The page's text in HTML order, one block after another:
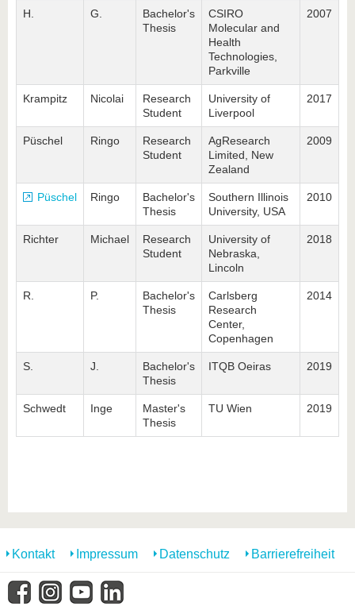
H. G.
Bachelor's
Thesis
CSIRO
Molecular and
Health
Technologies,
Parkville
2007
Krampitz Nicolai
Research
Student
University of
Liverpool
2017
Püschel Ringo
Research
Student
AgResearch
Limited, New
Zealand
2009
Püschel Ringo
Bachelor's
Thesis
Southern Illinois
University, USA
2010
Richter Michael
Research
Student
University of
Nebraska,
Lincoln
2018
R. P.
Bachelor's
Thesis
Carlsberg
Research
Center,
Copenhagen
2014
S. J.
Bachelor's
Thesis
ITQB Oeiras 2019
Schwedt Inge
Master's
Thesis
TU Wien 2019
Kontakt Impressum Datenschutz Barrierefreiheit